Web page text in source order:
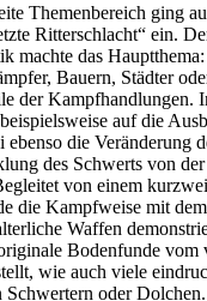
Themenbereich ging
Ritterschlacht“ ein.
machte das
Bauern, Städter
der Kampfhandlungen.
auf die
ebenso die Veränderung
des Schwerts von
von einem
die Kampfweise mit
Waffen
Bodenfunde vom
wie auch viele
oder